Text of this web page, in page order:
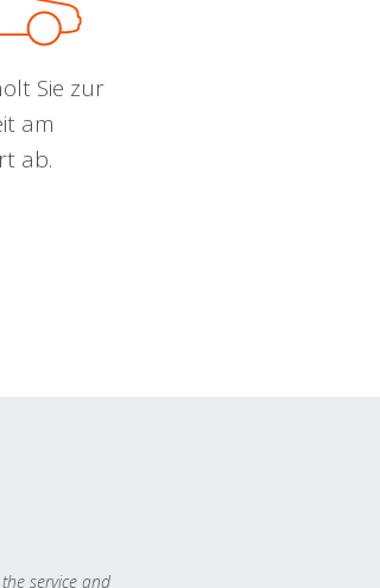
Sie zur
am
ab.
service and